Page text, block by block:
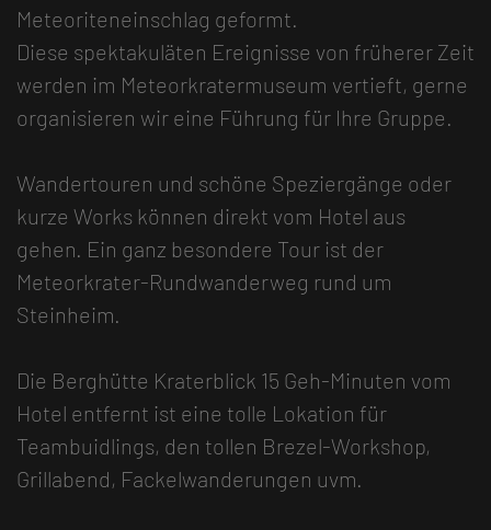
Meteoriteneinschlag geformt.
Diese spektakuläten Ereignisse von früherer Zeit
werden im Meteorkratermuseum vertieft, gerne
organisieren wir eine Führung für Ihre Gruppe.
Wandertouren und schöne Speziergänge oder
kurze Works können direkt vom Hotel aus
gehen. Ein ganz besondere Tour ist der
Meteorkrater-Rundwanderweg rund um
Steinheim.
Die Berghütte Kraterblick 15 Geh-Minuten vom
Hotel entfernt ist eine tolle Lokation für
Teambuidlings, den tollen Brezel-Workshop,
Grillabend, Fackelwanderungen uvm.